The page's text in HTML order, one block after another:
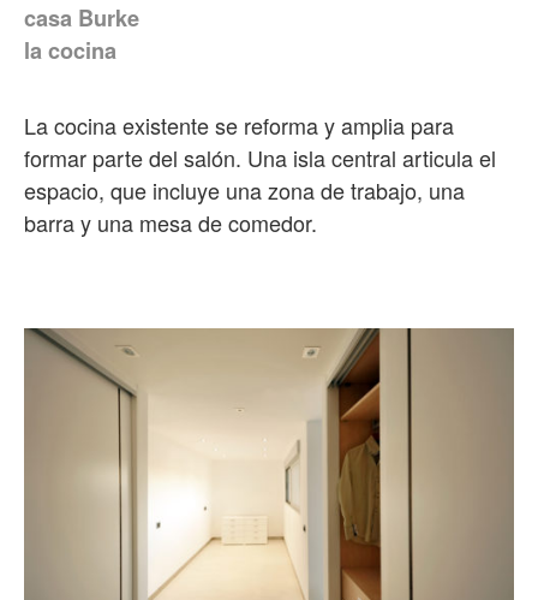
casa Burke
la cocina
La cocina existente se reforma y amplia para
formar parte del salón. Una isla central articula el
espacio, que incluye una zona de trabajo, una
barra y una mesa de comedor.